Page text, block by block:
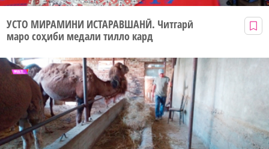
УСТО МИРАМИНИ ИСТАРАВШАНӢ. Читгарӣ
маро соҳиби медали тилло кард